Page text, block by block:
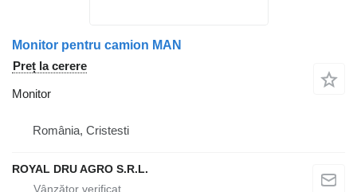
Monitor pentru camion MAN
Preț la cerere
Monitor
România, Cristesti
ROYAL DRU AGRO S.R.L.